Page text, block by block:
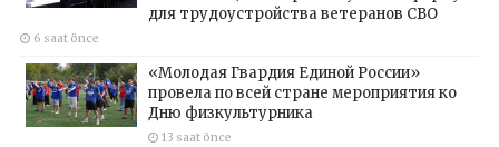
для трудоустройства ветеранов СВО
6 saat önce
«Молодая Гвардия Единой России»
провела по всей стране мероприятия ко
Дню физкультурника
13 saat önce